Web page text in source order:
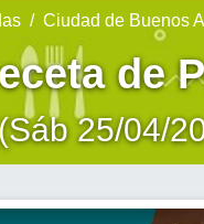
Ciudad de Buenos
de
25/04/